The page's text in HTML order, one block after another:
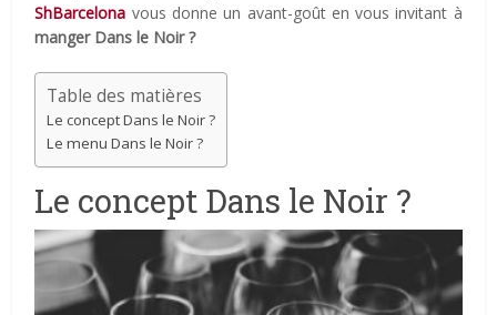
ShBarcelona vous donne un avant-goût en vous invitant à
manger Dans le Noir ?
Table des matières
Le concept Dans le Noir ?
Le menu Dans le Noir ?
Le concept Dans le Noir ?